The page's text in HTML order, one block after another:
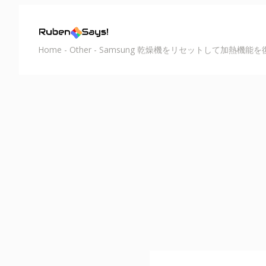
Home - Other - Samsung 乾燥機をリセットして加熱機能を